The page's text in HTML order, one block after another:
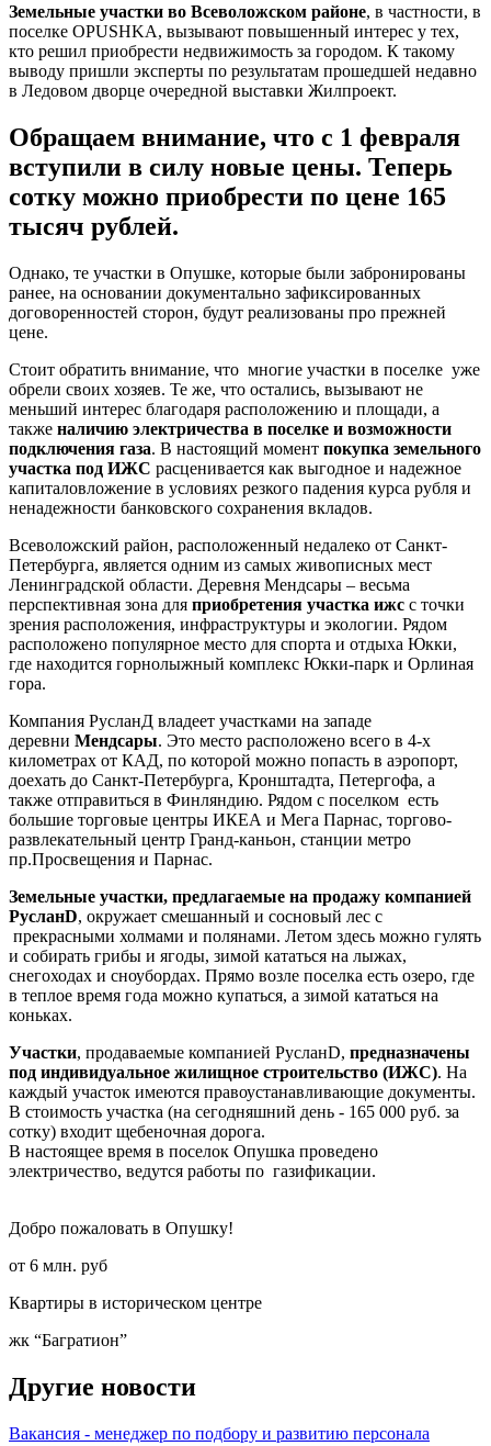
Земельные участки во Всеволожском районе, в частности, в
поселке OPUSHKA, вызывают повышенный интерес у тех,
кто решил приобрести недвижимость за городом. К такому
выводу пришли эксперты по результатам прошедшей недавно
в Ледовом дворце очередной выставки Жилпроект.
Обращаем внимание, что с 1 февраля
вступили в силу новые цены. Теперь
сотку можно приобрести по цене 165
тысяч рублей.
Однако, те участки в Опушке, которые были забронированы
ранее, на основании документально зафиксированных
договоренностей сторон, будут реализованы про прежней
цене.
Стоит обратить внимание, что многие участки в поселке уже
обрели своих хозяев. Те же, что остались, вызывают не
меньший интерес благодаря расположению и площади, а
также наличию электричества в поселке и возможности
подключения газа. В настоящий момент покупка земельного
участка под ИЖС расценивается как выгодное и надежное
капиталовложение в условиях резкого падения курса рубля и
ненадежности банковского сохранения вкладов.
Всеволожский район, расположенный недалеко от Санкт-
Петербурга, является одним из самых живописных мест
Ленинградской области. Деревня Мендсары – весьма
перспективная зона для приобретения участка ижс с точки
зрения расположения, инфраструктуры и экологии. Рядом
расположено популярное место для спорта и отдыха Юкки,
где находится горнолыжный комплекс Юкки-парк и Орлиная
гора.
Компания РусланД владеет участками на западе
деревни Мендсары. Это место расположено всего в 4-х
километрах от КАД, по которой можно попасть в аэропорт,
доехать до Санкт-Петербурга, Кронштадта, Петергофа, а
также отправиться в Финляндию. Рядом с поселком есть
большие торговые центры ИКЕА и Мега Парнас, торгово-
развлекательный центр Гранд-каньон, станции метро
пр.Просвещения и Парнас.
Земельные участки, предлагаемые на продажу компанией
РусланD, окружает смешанный и сосновый лес с
прекрасными холмами и полянами. Летом здесь можно гулять
и собирать грибы и ягоды, зимой кататься на лыжах,
снегоходах и сноубордах. Прямо возле поселка есть озеро, где
в теплое время года можно купаться, а зимой кататься на
коньках.
Участки, продаваемые компанией РусланD, предназначены
под индивидуальное жилищное строительство (ИЖС). На
каждый участок имеются правоустанавливающие документы.
В стоимость участка (на сегодняшний день - 165 000 руб. за
сотку) входит щебеночная дорога.
В настоящее время в поселок Опушка проведено
электричество, ведутся работы по газификации.
Добро пожаловать в Опушку!
от 6 млн. руб
Квартиры в историческом центре
жк “Багратион”
Другие новости
Вакансия - менеджер по подбору и развитию персонала